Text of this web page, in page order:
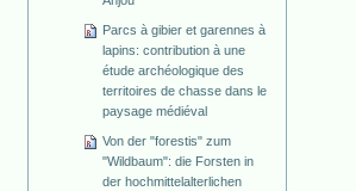
Parcs à gibier et garennes à
lapins: contribution à une
étude archéologique des
territoires de chasse dans le
paysage médiéval
Von der "forestis" zum
"Wildbaum": die Forsten in
der hochmittelalterlichen